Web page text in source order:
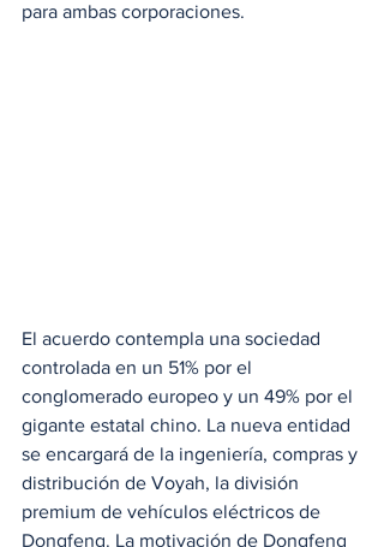
para ambas corporaciones.
El acuerdo contempla una sociedad
controlada en un 51% por el
conglomerado europeo y un 49% por el
gigante estatal chino. La nueva entidad
se encargará de la ingeniería, compras y
distribución de Voyah, la división
premium de vehículos eléctricos de
Dongfeng. La motivación de Dongfeng